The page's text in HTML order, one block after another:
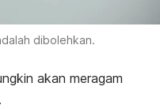
dibolehkan.
akan meragam